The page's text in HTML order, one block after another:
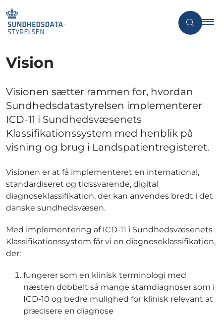
Vision
Visionen sætter rammen for, hvordan
Sundhedsdatastyrelsen implementerer
ICD-11 i Sundhedsvæsenets
Klassifikationssystem med henblik på
visning og brug i Landspatientregisteret.
Visionen er at få implementeret en international,
standardiseret og tidssvarende, digital
diagnoseklassifikation, der kan anvendes bredt i det
danske sundhedsvæsen.
Med implementering af ICD-11 i Sundhedsvæsenets
Klassifikationssystem får vi en diagnoseklassifikation,
der:
fungerer som en klinisk terminologi med
næsten dobbelt så mange stamdiagnoser som i
ICD-10 og bedre mulighed for klinisk relevant at
præcisere en diagnose